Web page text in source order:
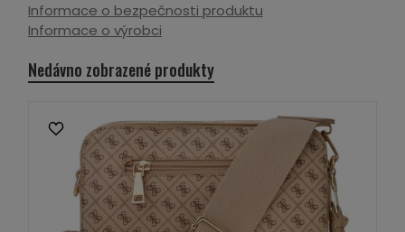
Informace o bezpečnosti produktu
Informace o výrobci
Nedávno zobrazené produkty